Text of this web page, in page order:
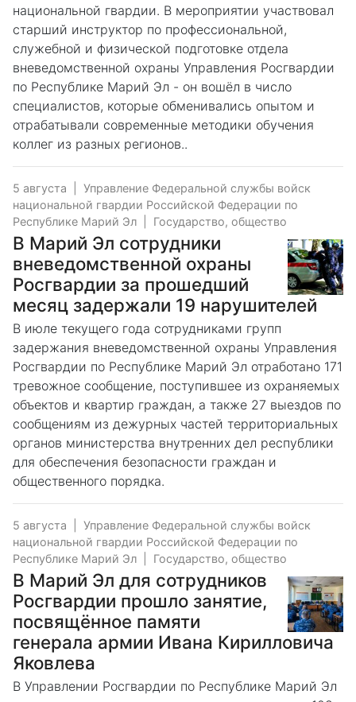
национальной гвардии. В мероприятии участвовал
старший инструктор по профессиональной,
служебной и физической подготовке отдела
вневедомственной охраны Управления Росгвардии
по Республике Марий Эл - он вошёл в число
специалистов, которые обменивались опытом и
отрабатывали современные методики обучения
коллег из разных регионов..
5 августа
Управление Федеральной службы войск
национальной гвардии Российской Федерации по
Республике Марий Эл
Государство, общество
В Марий Эл сотрудники
вневедомственной охраны
Росгвардии за прошедший
месяц задержали 19 нарушителей
В июле текущего года сотрудниками групп
задержания вневедомственной охраны Управления
Росгвардии по Республике Марий Эл отработано 171
тревожное сообщение, поступившее из охраняемых
объектов и квартир граждан, а также 27 выездов по
сообщениям из дежурных частей территориальных
органов министерства внутренних дел республики
для обеспечения безопасности граждан и
общественного порядка.
5 августа
Управление Федеральной службы войск
национальной гвардии Российской Федерации по
Республике Марий Эл
Государство, общество
В Марий Эл для сотрудников
Росгвардии прошло занятие,
посвящённое памяти
генерала армии Ивана Кирилловича
Яковлева
В Управлении Росгвардии по Республике Марий Эл